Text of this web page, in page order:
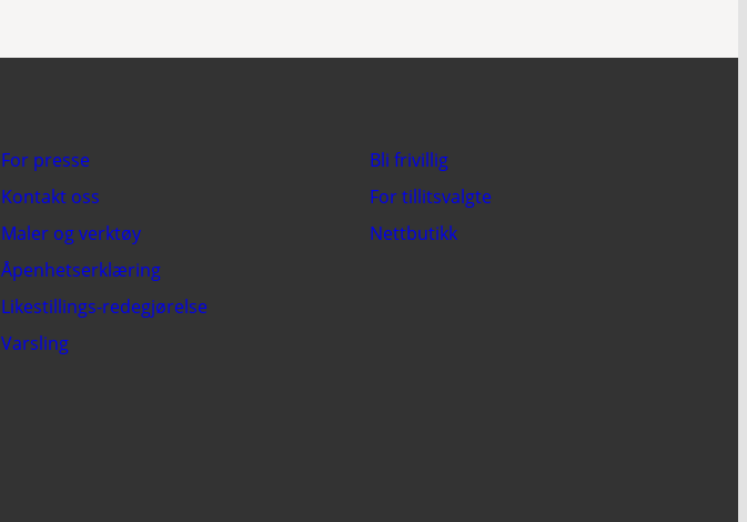
For presse
Kontakt oss
Maler og verktøy
Åpenhetserklæring
Likestillings-redegjørelse
Varsling
Bli frivillig
For tillitsvalgte
Nettbutikk